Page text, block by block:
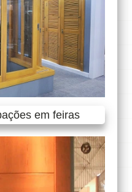
em feiras